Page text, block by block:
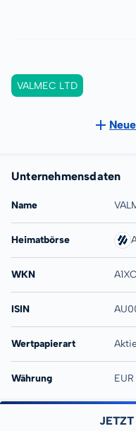
VALMEC LTD
Unternehmensdaten
Name
Heimatbörse
WKN
ISIN
Wertpapierart
Währung EUR
JETZT